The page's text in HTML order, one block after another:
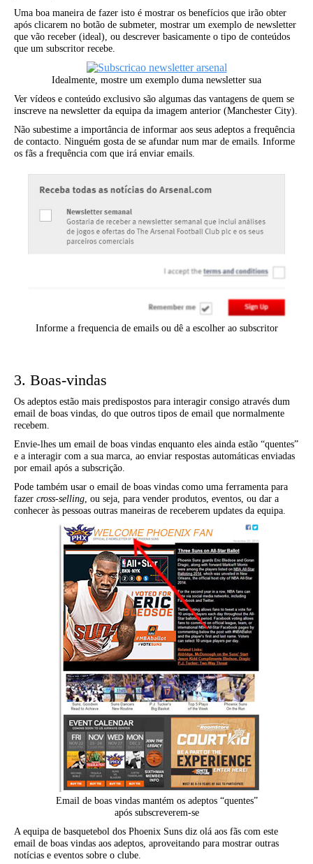
Uma boa maneira de fazer isto é mostrar os benefícios que irão obter
após clicarem no botão de submeter, mostrar um exemplo de newsletter
que vão receber (ideal), ou descrever basicamente o tipo de conteúdos
que um subscritor recebe.
Idealmente, mostre um exemplo duma newsletter sua
Ver vídeos e conteúdo exclusivo são algumas das vantagens de quem se
inscreve na newsletter da equipa da imagem anterior (Manchester City).
Não subestime a importância de informar aos seus adeptos a frequência
de contacto. Ninguém gosta de se afundar num mar de emails. Informe
os fãs a frequência com que irá enviar emails.
Informe a frequencia de emails ou dê a escolher ao subscritor
3. Boas-vindas
Os adeptos estão mais predispostos para interagir consigo através dum
email de boas vindas, do que outros tipos de email que normalmente
recebem.
Envie-lhes um email de boas vindas enquanto eles ainda estão “quentes”
e a interagir com a sua marca, ao enviar respostas automáticas enviadas
por email após a subscrição.
Pode também usar o email de boas vindas como uma ferramenta para
fazer cross-selling , ou seja, para vender produtos, eventos, ou dar a
conhecer às pessoas outras maneiras de receberem updates da equipa.
Email de boas vindas mantém os adeptos “quentes”
após subscreverem-se
A equipa de basquetebol dos Phoenix Suns diz olá aos fãs com este
email de boas vindas aos adeptos, aproveitando para mostrar outras
notícias e eventos sobre o clube.